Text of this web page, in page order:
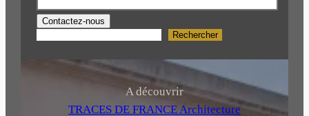
Contactez-nous
R
Rechercher
A découvrir
TRACES DE FRANCE Architecture